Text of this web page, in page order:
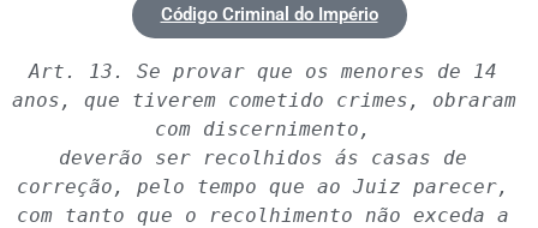
Código Criminal do Império
Art. 13. Se provar que os menores de 14
anos, que tiverem cometido crimes, obraram
com discernimento,
deverão ser recolhidos ás casas de
correção, pelo tempo que ao Juiz parecer,
com tanto que o recolhimento não exceda a